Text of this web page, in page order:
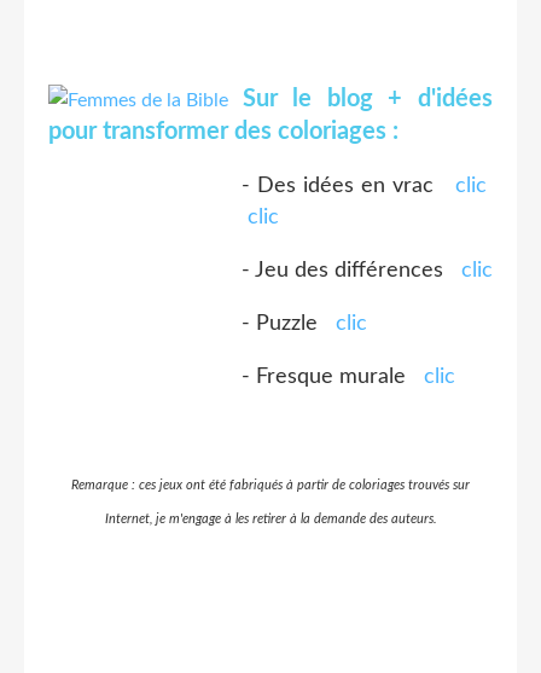
Sur le blog + d'idées
pour transformer des coloriages :
- Des idées en vrac clic
clic
- Jeu des différences clic
- Puzzle clic
- Fresque murale clic
Remarque : ces jeux ont été fabriqués à partir de coloriages trouvés sur
Internet, je m'engage à les retirer à la demande des auteurs.